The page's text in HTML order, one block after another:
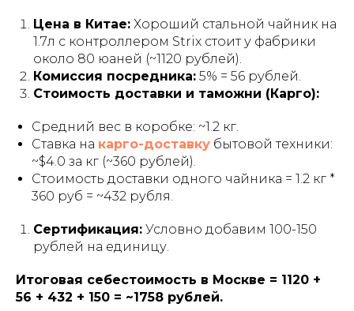
Цена в Китае: Хороший стальной чайник на
1.7л с контроллером Strix стоит у фабрики
около 80 юаней (~1120 рублей).
Комиссия посредника: 5% = 56 рублей.
Стоимость доставки и таможни (Карго):
Средний вес в коробке: ~1.2 кг.
Ставка на карго-доставку бытовой техники:
~$4.0 за кг (~360 рублей).
Стоимость доставки одного чайника = 1.2 кг *
360 руб = ~432 рубля.
Сертификация: Условно добавим 100-150
рублей на единицу.
Итоговая себестоимость в Москве = 1120 +
56 + 432 + 150 = ~1758 рублей.